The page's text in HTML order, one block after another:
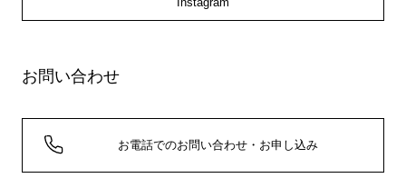
お問い合わせ
お電話でのお問い合わせ・お申し込み